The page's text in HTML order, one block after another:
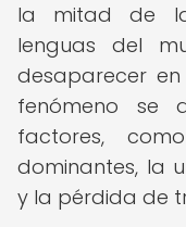
la mitad de
lenguas del
desaparecer
fenómeno se
factores,
dominantes, la
y la pérdida de